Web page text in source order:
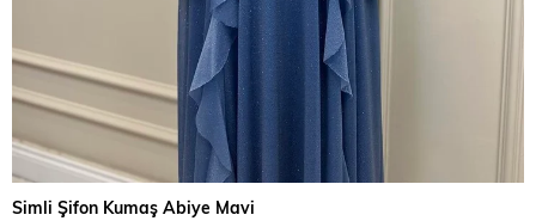
Simli Şifon Kumaş Abiye Mavi